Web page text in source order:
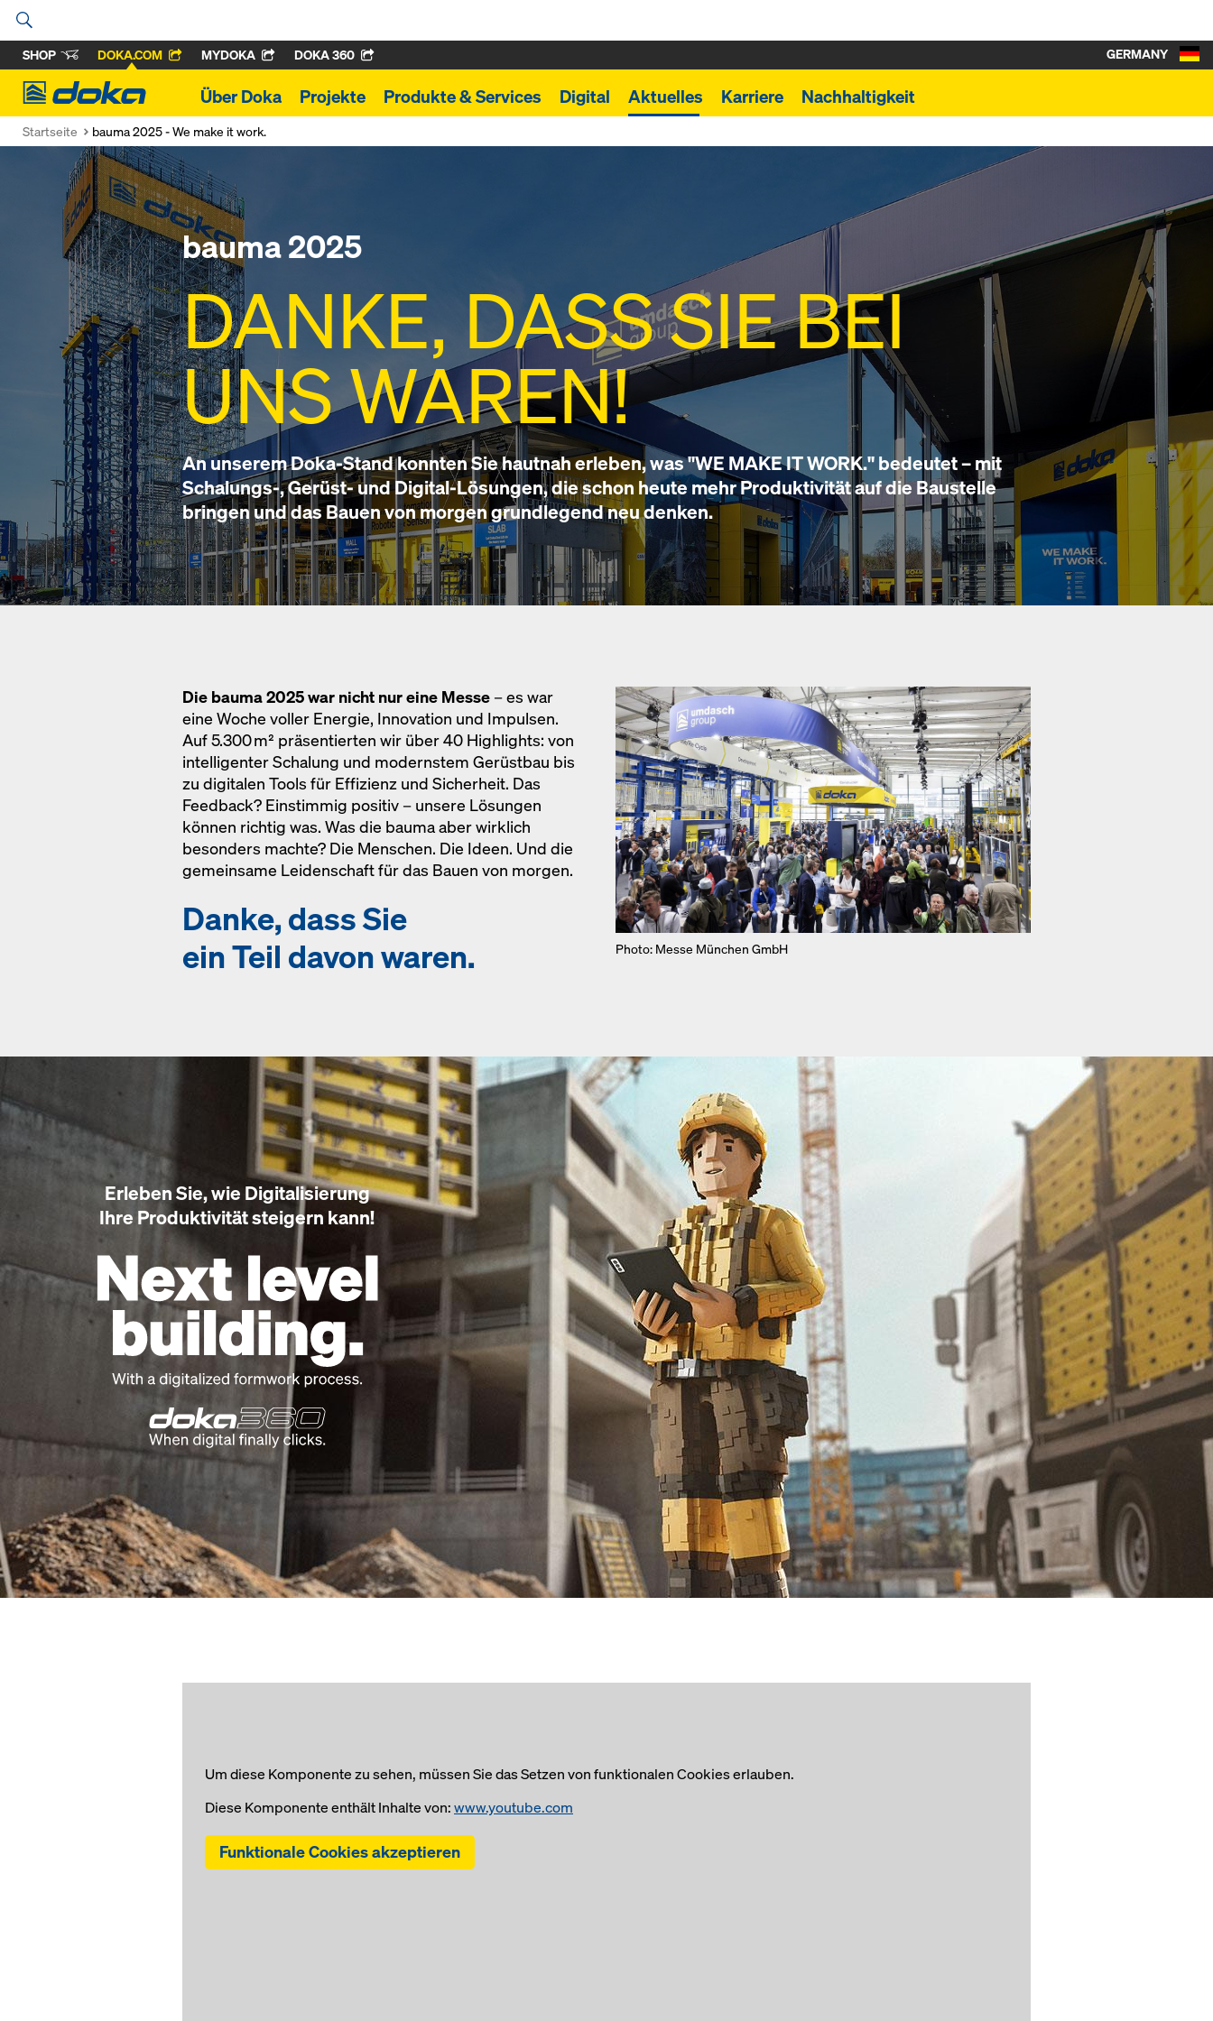
SHOP DOKA.COM MYDOKA DOKA 360
Doka
Über Doka Projekte Produkte & Services Digital Aktuelles Karriere Nachhaltigkeit
GERMANY
Startseite bauma 2025 - We make it work.
bauma 2025
DANKE, DASS SIE BEI
UNS WAREN!
An unserem Doka-Stand konnten Sie hautnah erleben, was "WE MAKE IT WORK." bedeutet – mit
Schalungs-, Gerüst- und Digital-Lösungen, die schon heute mehr Produktivität auf die Baustelle
bringen und das Bauen von morgen grundlegend neu denken.
Die bauma 2025 war nicht nur eine Messe – es war
eine Woche voller Energie, Innovation und Impulsen.
Auf 5.300 m² präsentierten wir über 40 Highlights: von
intelligenter Schalung und modernstem Gerüstbau bis
zu digitalen Tools für Effizienz und Sicherheit. Das
Feedback? Einstimmig positiv – unsere Lösungen
können richtig was. Was die bauma aber wirklich
besonders machte? Die Menschen. Die Ideen. Und die
gemeinsame Leidenschaft für das Bauen von morgen.
Danke, dass Sie
ein Teil davon waren.
Photo: Messe München GmbH
Erleben Sie, wie Digitalisierung
Ihre Produktivität steigern kann!
Um diese Komponente zu sehen, müssen Sie das Setzen von funktionalen Cookies erlauben.
Diese Komponente enthält Inhalte von:www.youtube.com
Funktionale Cookies akzeptieren